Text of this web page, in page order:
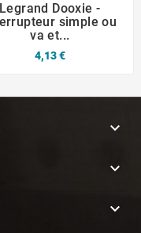
Legrand Dooxie -
simple ou
va et...
4,13 €


